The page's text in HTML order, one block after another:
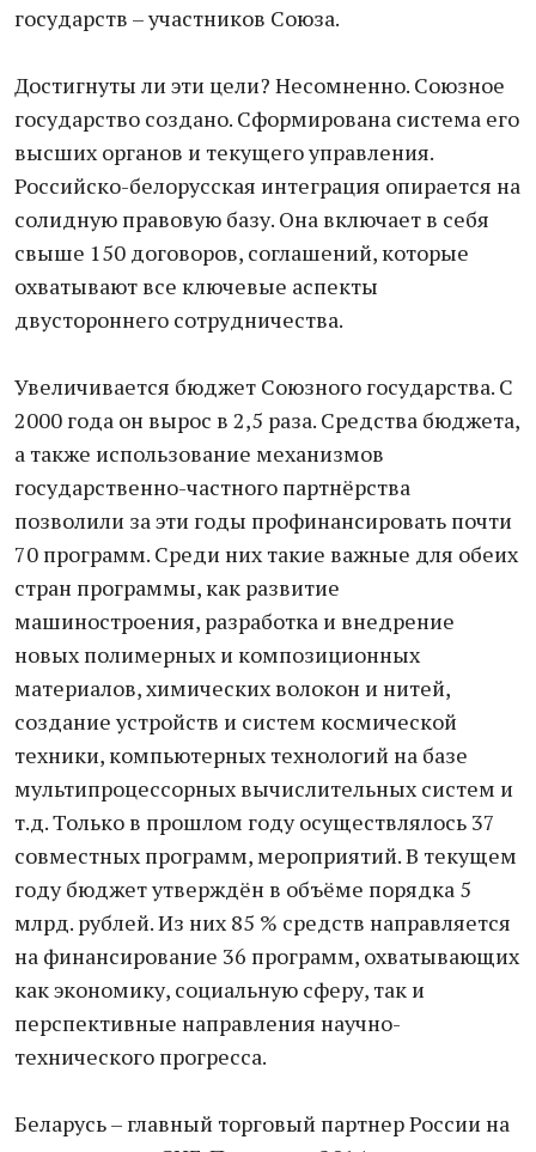
государств – участников Союза.
Достигнуты ли эти цели? Несомненно. Союзное
государство создано. Сформирована система его
высших органов и текущего управления.
Российско-белорусская интеграция опирается на
солидную правовую базу. Она включает в себя
свыше 150 договоров, соглашений, которые
охватывают все ключевые аспекты
двустороннего сотрудничества.
Увеличивается бюджет Союзного государства. С
2000 года он вырос в 2,5 раза. Средства бюджета,
а также использование механизмов
государственно-частного партнёрства
позволили за эти годы профинансировать почти
70 программ. Среди них такие важные для обеих
стран программы, как развитие
машиностроения, разработка и внедрение
новых полимерных и композиционных
материалов, химических волокон и нитей,
создание устройств и систем космической
техники, компьютерных технологий на базе
мультипроцессорных вычислительных систем и
т.д. Только в прошлом году осуществлялось 37
совместных программ, мероприятий. В текущем
году бюджет утверждён в объёме порядка 5
млрд. рублей. Из них 85 % средств направляется
на финансирование 36 программ, охватывающих
как экономику, социальную сферу, так и
перспективные направления научно-
технического прогресса.
Беларусь – главный торговый партнер России на